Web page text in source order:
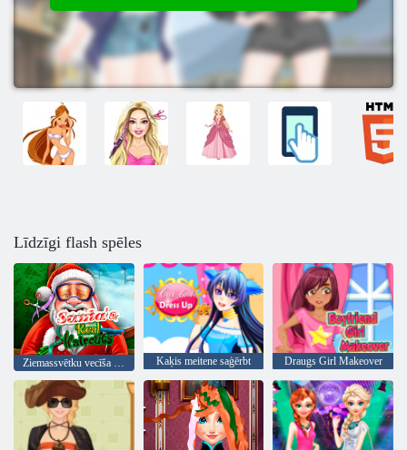
Līdzīgi flash spēles
Ziemassvētku vecīša Real frizūras Kaķis meitene saģērbt Draugs Girl Makeover